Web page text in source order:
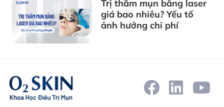
Trị thâm mụn bằng laser
giá bao nhiêu? Yếu tố
ảnh hưởng chi phí